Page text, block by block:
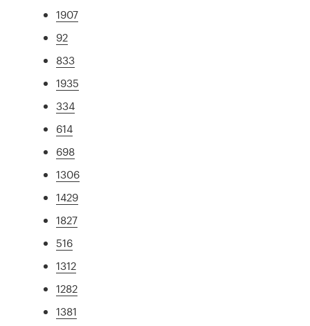
1907
92
833
1935
334
614
698
1306
1429
1827
516
1312
1282
1381